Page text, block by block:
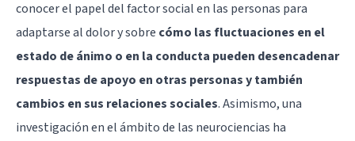
conocer el papel del factor social en las personas para
adaptarse al dolor y sobre cómo las fluctuaciones en el
estado de ánimo o en la conducta pueden desencadenar
respuestas de apoyo en otras personas y también
cambios en sus relaciones sociales. Asimismo, una
investigación en el ámbito de las neurociencias ha